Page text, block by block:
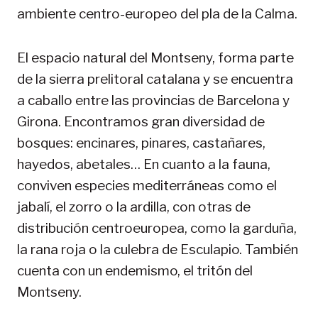
ambiente centro-europeo del pla de la Calma.
El espacio natural del Montseny, forma parte
de la sierra prelitoral catalana y se encuentra
a caballo entre las provincias de Barcelona y
Girona. Encontramos gran diversidad de
bosques: encinares, pinares, castañares,
hayedos, abetales… En cuanto a la fauna,
conviven especies mediterráneas como el
jabalí, el zorro o la ardilla, con otras de
distribución centroeuropea, como la garduña,
la rana roja o la culebra de Esculapio. También
cuenta con un endemismo, el tritón del
Montseny.